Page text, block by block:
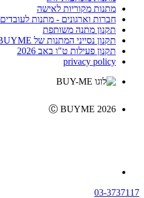
מתנות מקוריות לאישה
חברות וארגונים - מתנות לעובדים
תקנון מתנה משותפת
תקנון נסייני המתנות של BUYME
תקנון פעילות ט"ו באב 2026
privacy policy
Ⓒ BUYME 2026
03-3737117